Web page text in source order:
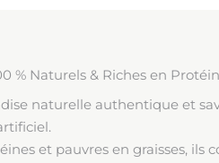
% Naturels & Riches en
naturelle authentique et
et pauvres en graisses,